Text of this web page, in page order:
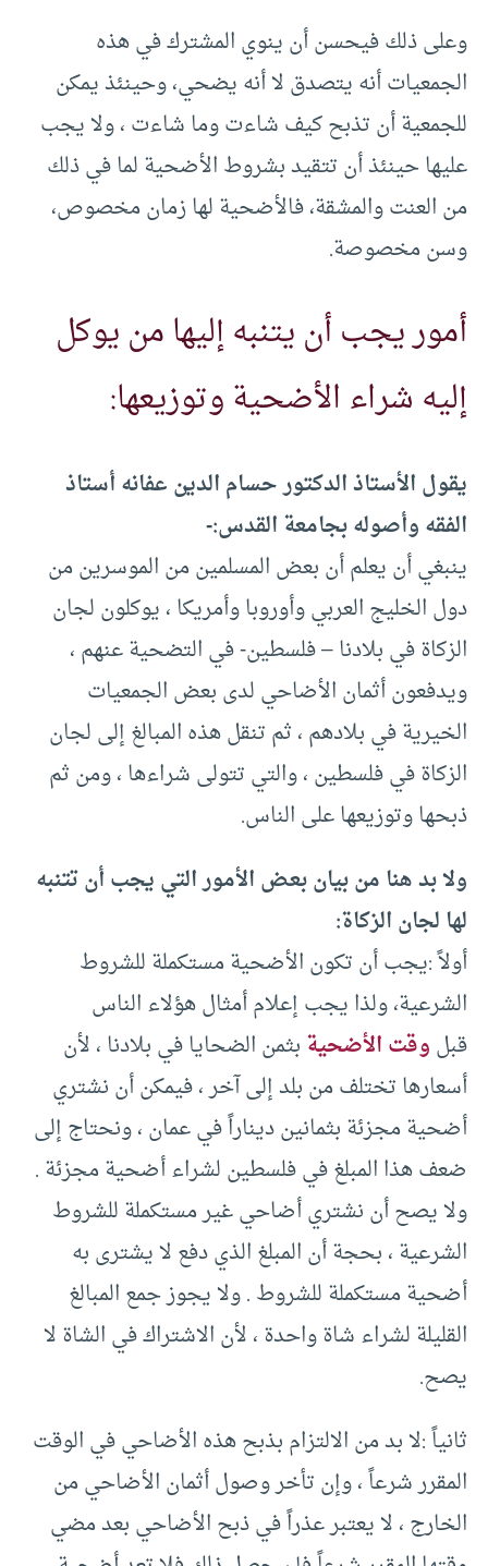
وعلى ذلك فيحسن أن ينوي المشترك في هذه
الجمعيات أنه يتصدق لا أنه يضحي، وحينئذ يمكن
للجمعية أن تذبح كيف شاءت وما شاءت ، ولا يجب
عليها حينئذ أن تتقيد بشروط الأضحية لما في ذلك
من العنت والمشقة، فالأضحية لها زمان مخصوص،
وسن مخصوصة.
أمور يجب أن يتنبه إليها من يوكل
إليه شراء الأضحية وتوزيعها:
يقول الأستاذ الدكتور حسام الدين عفانه أستاذ
الفقه وأصوله بجامعة القدس:-
ينبغي أن يعلم أن بعض المسلمين من الموسرين من
دول الخليج العربي وأوروبا وأمريكا ، يوكلون لجان
الزكاة في بلادنا – فلسطين- في التضحية عنهم ،
ويدفعون أثمان الأضاحي لدى بعض الجمعيات
الخيرية في بلادهم ، ثم تنقل هذه المبالغ إلى لجان
الزكاة في فلسطين ، والتي تتولى شراءها ، ومن ثم
ذبحها وتوزيعها على الناس.
ولا بد هنا من بيان بعض الأمور التي يجب أن تتنبه
لها لجان الزكاة:
أولاً :يجب أن تكون الأضحية مستكملة للشروط
الشرعية، ولذا يجب إعلام أمثال هؤلاء الناس
قبلوقت الأضحيةبثمن الضحايا في بلادنا ، لأن
أسعارها تختلف من بلد إلى آخر ، فيمكن أن نشتري
أضحية مجزئة بثمانين ديناراً في عمان ، ونحتاج إلى
ضعف هذا المبلغ في فلسطين لشراء أضحية مجزئة .
ولا يصح أن نشتري أضاحي غير مستكملة للشروط
الشرعية ، بحجة أن المبلغ الذي دفع لا يشترى به
أضحية مستكملة للشروط . ولا يجوز جمع المبالغ
القليلة لشراء شاة واحدة ، لأن الاشتراك في الشاة لا
يصح.
ثانياً :لا بد من الالتزام بذبح هذه الأضاحي في الوقت
المقرر شرعاً ، وإن تأخر وصول أثمان الأضاحي من
الخارج ، لا يعتبر عذراً في ذبح الأضاحي بعد مضي